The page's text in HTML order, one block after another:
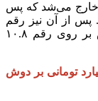
از شبکه خارج می‌شد که پس
پس از آن نیز رقم
مصرف آرد به صورت سالانه به جای افزایش بر روی رقم ۱۰.۸
گندم؛ بار ۵۳۴ هزار میلیارد تومانی بر دوش